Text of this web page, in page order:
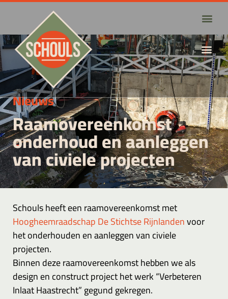
Nieuws
Raamovereenkomst
onderhoud en aanleggen
van civiele projecten
Schouls heeft een raamovereenkomst met
Hoogheemraadschap De Stichtse Rijnlandenvoor
het onderhouden en aanleggen van civiele
projecten.
Binnen deze raamovereenkomst hebben we als
design en construct project het werk “Verbeteren
Inlaat Haastrecht” gegund gekregen.